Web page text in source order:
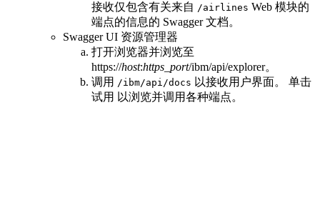
接收仅包含有关来自 /airlines Web 模块的
端点的信息的 Swagger 文档。
Swagger UI 资源管理器
打开浏览器并浏览至
https://host:https_port/ibm/api/explorer。
调用 /ibm/api/docs 以接收用户界面。 单击
试用 以浏览并调用各种端点。